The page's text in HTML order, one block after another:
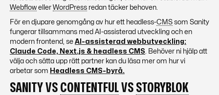
Webflow eller WordPress redan täcker behoven.
För en djupare genomgång av hur ett headless-CMS som Sanity
fungerar tillsammans med AI-assisterad utveckling och en
modern frontend, se AI-assisterad webbutveckling:
Claude Code, Next.js & headless CMS . Behöver ni hjälp att
välja och sätta upp rätt partner kan du läsa mer om hur vi
arbetar som Headless CMS-byrå.
SANITY VS CONTENTFULVS STORYBLOK